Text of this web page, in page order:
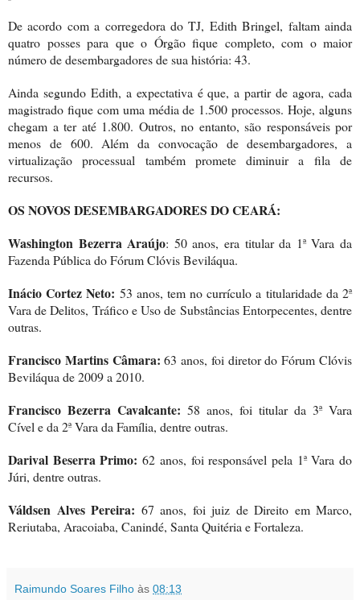
De acordo com a corregedora do TJ, Edith Bringel, faltam ainda
quatro posses para que o Órgão fique completo, com o maior
número de desembargadores de sua história: 43.
Ainda segundo Edith, a expectativa é que, a partir de agora, cada
magistrado fique com uma média de 1.500 processos. Hoje, alguns
chegam a ter até 1.800. Outros, no entanto, são responsáveis por
menos de 600. Além da convocação de desembargadores, a
virtualização processual também promete diminuir a fila de
recursos.
OS NOVOS DESEMBARGADORES DO CEARÁ:
Washington Bezerra Araújo: 50 anos, era titular da 1ª Vara da
Fazenda Pública do Fórum Clóvis Beviláqua.
Inácio Cortez Neto: 53 anos, tem no currículo a titularidade da 2ª
Vara de Delitos, Tráfico e Uso de Substâncias Entorpecentes, dentre
outras.
Francisco Martins Câmara: 63 anos, foi diretor do Fórum Clóvis
Beviláqua de2009 a 2010.
Francisco Bezerra Cavalcante: 58 anos, foi titular da 3ª Vara
Cível e da 2ª Vara da Família, dentre outras.
Darival Beserra Primo: 62 anos, foi responsável pela 1ª Vara do
Júri, dentre outras.
Váldsen Alves Pereira: 67 anos, foi juiz de Direito em Marco,
Reriutaba, Aracoiaba, Canindé, Santa Quitéria e Fortaleza.
Raimundo Soares Filho às 08:13